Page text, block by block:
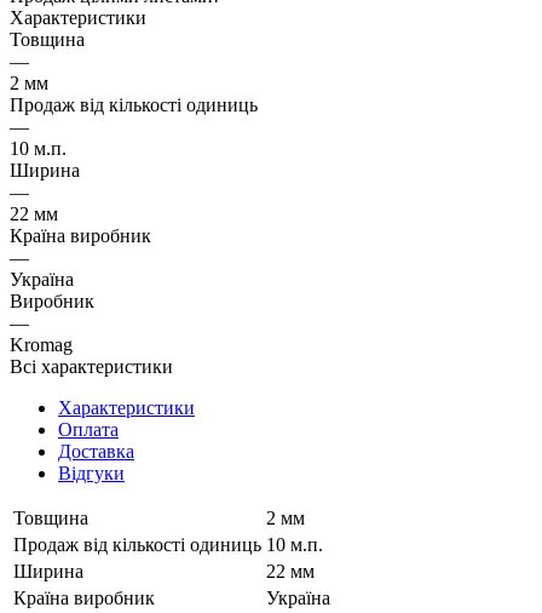
Характеристики
Товщина
—
2 мм
Продаж від кількості одиниць
—
10 м.п.
Ширина
—
22 мм
Країна виробник
—
Україна
Виробник
—
Kromag
Всі характеристики
Характеристики
Оплата
Доставка
Відгуки
Товщина
2 мм
Продаж від кількості одиниць 10 м.п.
Ширина
22 мм
Країна виробник
Україна